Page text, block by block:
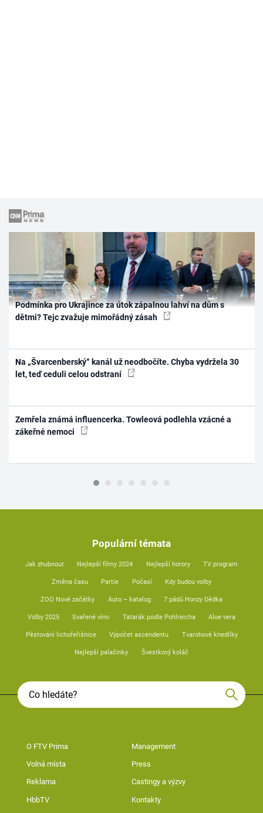
Podmínka pro Ukrajince za útok zápalnou lahví na dům s
dětmi? Tejc zvažuje mimořádný zásah
Na „Švarcenberský“ kanál už neodbočíte. Chyba vydržela 30
let, teď ceduli celou odstraní
Zemřela známá influencerka. Towleová podlehla vzácné a
zákeřné nemoci
Populární témata
Jak zhubnout Nejlepší filmy 2024 Nejlepší horory TV program
Změna času Partie Počasí Kdy budou volby
ZOO Nové začátky Auto – katalog 7 pádů Honzy Dědka
Volby 2025 Svařené víno Tatarák podle Pohlreicha Aloe vera
Pěstování lichořeřišnice Výpočet ascendentu Tvarohové knedlíky
Nejlepší palačinky Švestkový koláč
O FTV Prima Management
Volná místa Press
Reklama Castingy a výzvy
HbbTV Kontakty